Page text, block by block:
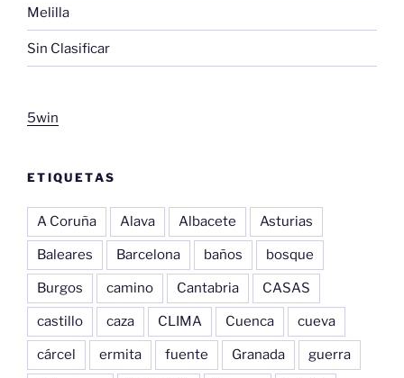
Melilla
Sin Clasificar
5win
ETIQUETAS
A Coruña Alava Albacete Asturias
Baleares Barcelona baños bosque
Burgos camino Cantabria CASAS
castillo caza CLIMA Cuenca cueva
cárcel ermita fuente Granada guerra